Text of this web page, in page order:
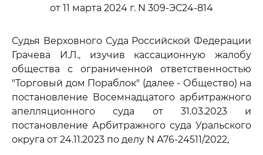
от 11 марта 2024 г. N 309-ЭС24-814
Судья Верховного Суда Российской Федерации
Грачева И.Л., изучив кассационную жалобу
общества с ограниченной ответственностью
"Торговый дом Пораблок" (далее - Общество) на
постановление Восемнадцатого арбитражного
апелляционного суда от 31.03.2023 и
постановление Арбитражного суда Уральского
округа от 24.11.2023 по делу N А76-24511/2022,